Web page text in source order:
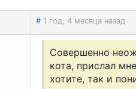
# 1 год, 4 месяца назад
Совершенно
кота, прислал
хотите, так и